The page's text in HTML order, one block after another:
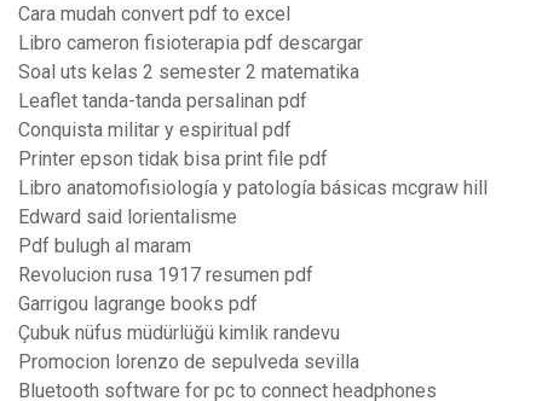
Cara mudah convert pdf to excel
Libro cameron fisioterapia pdf descargar
Soal uts kelas 2 semester 2 matematika
Leaflet tanda-tanda persalinan pdf
Conquista militar y espiritual pdf
Printer epson tidak bisa print file pdf
Libro anatomofisiología y patología básicas mcgraw hill
Edward said lorientalisme
Pdf bulugh al maram
Revolucion rusa 1917 resumen pdf
Garrigou lagrange books pdf
Çubuk nüfus müdürlüğü kimlik randevu
Promocion lorenzo de sepulveda sevilla
Bluetooth software for pc to connect headphones